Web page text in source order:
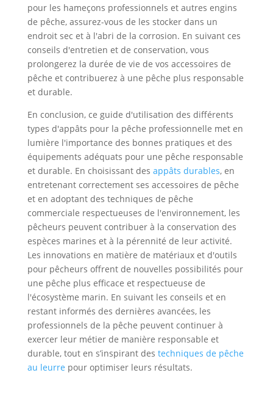
pour les hameçons professionnels et autres engins
de pêche, assurez-vous de les stocker dans un
endroit sec et à l'abri de la corrosion. En suivant ces
conseils d'entretien et de conservation, vous
prolongerez la durée de vie de vos accessoires de
pêche et contribuerez à une pêche plus responsable
et durable.
En conclusion, ce guide d'utilisation des différents
types d'appâts pour la pêche professionnelle met en
lumière l'importance des bonnes pratiques et des
équipements adéquats pour une pêche responsable
et durable. En choisissant des appâts durables, en
entretenant correctement ses accessoires de pêche
et en adoptant des techniques de pêche
commerciale respectueuses de l'environnement, les
pêcheurs peuvent contribuer à la conservation des
espèces marines et à la pérennité de leur activité.
Les innovations en matière de matériaux et d'outils
pour pêcheurs offrent de nouvelles possibilités pour
une pêche plus efficace et respectueuse de
l'écosystème marin. En suivant les conseils et en
restant informés des dernières avancées, les
professionnels de la pêche peuvent continuer à
exercer leur métier de manière responsable et
durable, tout en s’inspirant des techniques de pêche
au leurre pour optimiser leurs résultats.